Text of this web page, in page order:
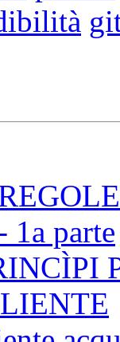
parte